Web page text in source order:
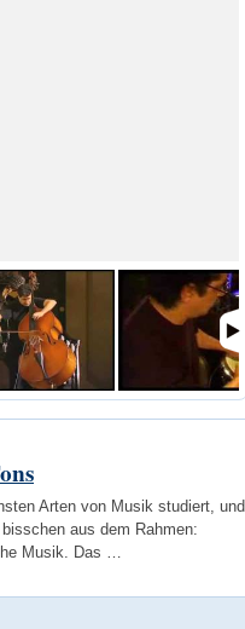
Arten von Musik studiert, und
aus dem Rahmen:
Musik. Das …